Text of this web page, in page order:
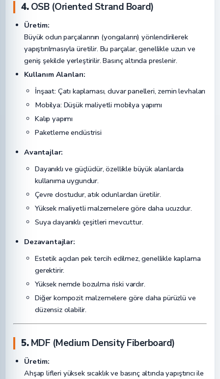
4.OSB (Oriented Strand Board)
Üretim:
Büyük odun parçalarının (yongaların) yönlendirilerek
yapıştırılmasıyla üretilir. Bu parçalar, genellikle uzun ve
geniş şekilde yerleştirilir. Basınç altında preslenir.
Kullanım Alanları:
İnşaat: Çatı kaplaması, duvar panelleri, zemin levhaları
Mobilya: Düşük maliyetli mobilya yapımı
Kalıp yapımı
Paketleme endüstrisi
Avantajlar:
Dayanıklı ve güçlüdür, özellikle büyük alanlarda
kullanıma uygundur.
Çevre dostudur, atık odunlardan üretilir.
Yüksek maliyetli malzemelere göre daha ucuzdur.
Suya dayanıklı çeşitleri mevcuttur.
Dezavantajlar:
Estetik açıdan pek tercih edilmez, genellikle kaplama
gerektirir.
Yüksek nemde bozulma riski vardır.
Diğer kompozit malzemelere göre daha pürüzlü ve
düzensiz olabilir.
5.MDF (Medium Density Fiberboard)
Üretim:
Ahşap lifleri yüksek sıcaklık ve basınç altında yapıştırıcı ile